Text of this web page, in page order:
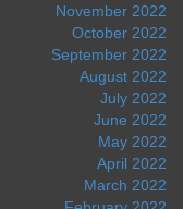
November 2022
October 2022
September 2022
August 2022
July 2022
June 2022
May 2022
April 2022
March 2022